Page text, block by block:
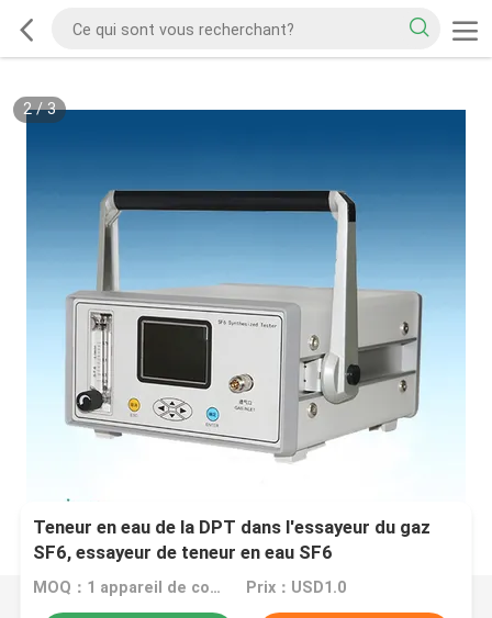
2/3
Teneur en eau de la DPT dans l'essayeur du gaz
SF6, essayeur de teneur en eau SF6
MOQ：1 appareil de contrôle réglé de relais Prix：USD1.0